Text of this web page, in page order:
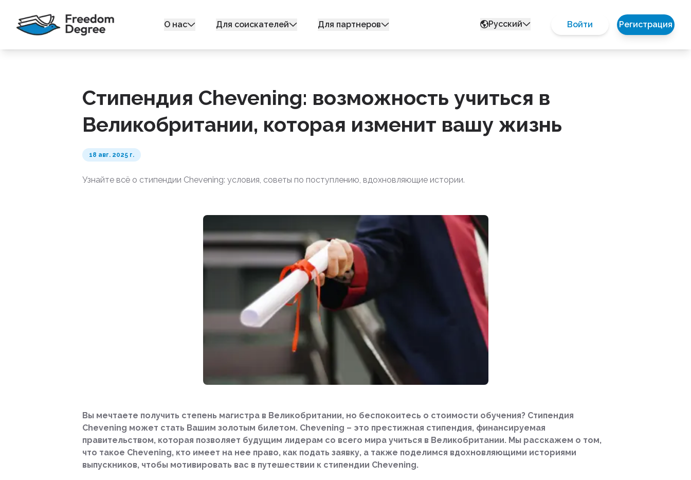
О нас Для соискателей Для партнеров Русский Войти Регистрация
Стипендия Chevening: возможность учиться в
Великобритании, которая изменит вашу жизнь
18 авг. 2025 г.
Узнайте всё о стипендии Chevening: условия, советы по поступлению, вдохновляющие истории.
Вы мечтаете получить степень магистра в Великобритании, но беспокоитесь о стоимости обучения? Стипендия
Chevening может стать Вашим золотым билетом. Chevening – это престижная стипендия, финансируемая
правительством, которая позволяет будущим лидерам со всего мира учиться в Великобритании. Мы расскажем о том,
что такое Chevening, кто имеет на нее право, как подать заявку, а также поделимся вдохновляющими историями
выпускников, чтобы мотивировать вас в путешествии к стипендии Chevening.